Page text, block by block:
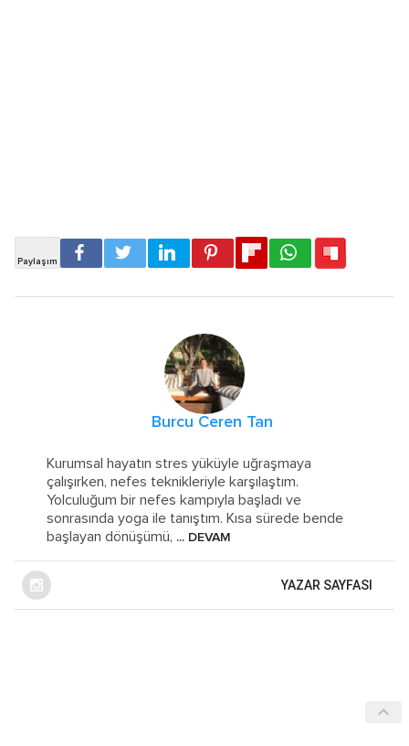
Burcu Ceren Tan
Kurumsal hayatın stres yüküyle uğraşmaya
çalışırken, nefes teknikleriyle karşılaştım.
Yolculuğum bir nefes kampıyla başladı ve
sonrasında yoga ile tanıştım. Kısa sürede bende
başlayan dönüşümü, ... DEVAM
YAZAR SAYFASI